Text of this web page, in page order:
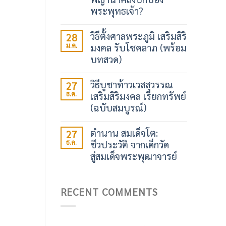
พระพุทธเจ้า?
28
ม.ค.
วิธีตั้งศาลพระภูมิ เสริมสิริ
มงคล รับโชคลาภ (พร้อม
บทสวด)
27
ธ.ค.
วิธีบูชาท้าวเวสสุวรรณ
เสริมสิริมงคล เรียกทรัพย์
(ฉบับสมบูรณ์)
27
ธ.ค.
ตำนาน สมเด็จโต:
ชีวประวัติ จากเด็กวัด
สู่สมเด็จพระพุฒาจารย์
RECENT COMMENTS